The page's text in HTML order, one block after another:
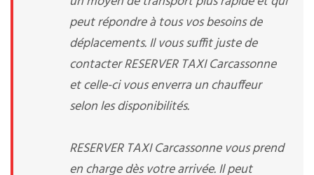
peut répondre à tous vos besoins de
déplacements. Il vous suffit juste de
contacter RESERVER TAXI Carcassonne
et celle-ci vous enverra un chauffeur
selon les disponibilités.
RESERVER TAXI Carcassonne vous prend
en charge dès votre arrivée. Il peut